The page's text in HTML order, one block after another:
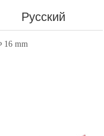
Русский
16 mm